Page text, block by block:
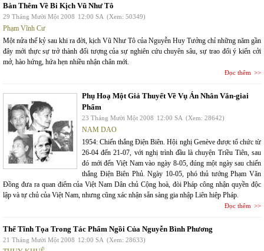
Bàn Thêm Về Bi Kịch Vũ Như Tô
29 Tháng Mười Một 2008 12:00 SA (Xem: 50349)
Phạm Vĩnh Cư
Một nửa thế kỷ sau khi ra đời, kịch Vũ Như Tô của Nguyễn Huy Tưởng chỉ những năm gần
đây mới thực sự trở thành đối tượng của sự nghiên cứu chuyên sâu, sự trao đổi ý kiến cởi
mở, hào hứng, hứa hẹn nhiều nhận chân mới.
Đọc thêm
Phụ Hoạ Một Giả Thuyết Về Vụ Án Nhân Văn-giai
Phẩm
23 Tháng Mười Một 2008 12:00 SA (Xem: 28642)
NAM DAO
1954: Chiến thắng Điện Biên. Hội nghị Genève được tổ chức từ
26-04 đến 21-07, với nghị trình đầu là chuyện Triều Tiên, sau
đó mới đến Việt Nam vào ngày 8-05, đúng một ngày sau chiến
thắng Điện Biên Phủ. Ngày 10-05, phó thủ tướng Phạm Văn
Đồng đưa ra quan điểm của Việt Nam Dân chủ Cộng hoà, đòi Pháp công nhận quyền độc
lập và tự chủ của Việt Nam, nhưng cũng xác nhận sẵn sàng gia nhập Liên hiệp Pháp.
Đọc thêm
Thế Tĩnh Tọa Trong Tác Phẩm Ngồi Của Nguyễn Bình Phương
21 Tháng Mười Một 2008 12:00 SA (Xem: 28633)